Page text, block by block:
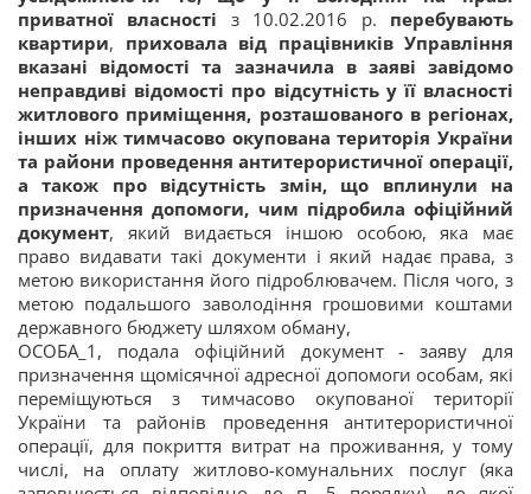
приватної власності з 10.02.2016 р. перебувають
квартири, приховала від працівників Управління
вказані відомості та зазначила в заяві завідомо
неправдиві відомості про відсутність у її власності
житлового приміщення, розташованого в регіонах,
інших ніж тимчасово окупована територія України
та райони проведення антитерористичної операції,
а також про відсутність змін, що вплинули на
призначення допомоги, чим підробила офіційний
документ, який видається іншою особою, яка має
право видавати такі документи і який надає права, з
метою використання його підроблювачем. Після чого, з
метою подальшого заволодіння грошовими коштами
державного бюджету шляхом обману,
ОСОБА_1, подала офіційний документ - заяву для
призначення щомісячної адресної допомоги особам, які
переміщуються з тимчасово окупованої території
України та районів проведення антитерористичної
операції, для покриття витрат на проживання, у тому
числі, на оплату житлово-комунальних послуг (яка